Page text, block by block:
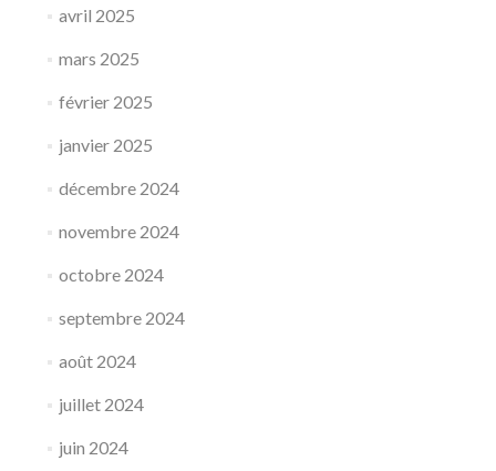
avril 2025
mars 2025
février 2025
janvier 2025
décembre 2024
novembre 2024
octobre 2024
septembre 2024
août 2024
juillet 2024
juin 2024